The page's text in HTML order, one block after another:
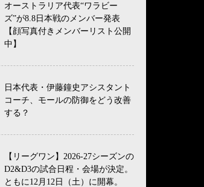
オーストラリア代表“ワラビー
ズ”が8.8日本戦のメンバー発表
【顔写真付きメンバーリスト公開
中】
日本代表・伊藤鐘史アシスタント
コーチ、モールの防御をどう改善
する？
【リーグワン】2026-27シーズンの
D2&D3の試合日程・会場が決定。
ともに12月12日（土）に開幕。